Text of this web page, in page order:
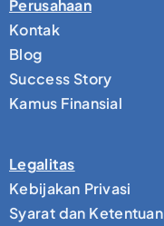
Perusahaan
Kontak
Blog
Success Story
Kamus Finansial
Legalitas
Kebijakan Privasi
Syarat dan Ketentuan